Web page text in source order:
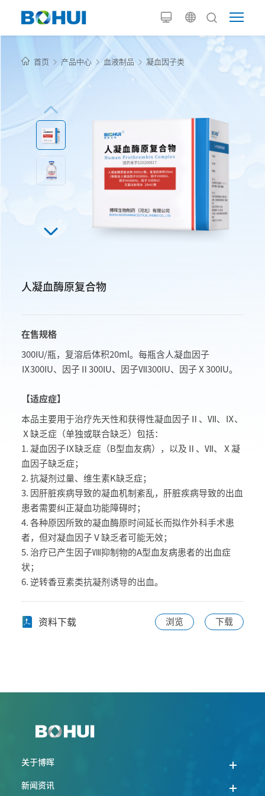
首页 产品中心 血液制品 凝血因子类
人凝血酶原复合物
在售规格
300IU/瓶，复溶后体积20ml。每瓶含人凝血因子
Ⅸ300IU、因子Ⅱ300IU、因子Ⅶ300IU、因子Ⅹ300IU。
【适应症】
本品主要用于治疗先天性和获得性凝血因子Ⅱ、Ⅶ、Ⅸ、
Ⅹ缺乏症（单独或联合缺乏）包括：
1. 凝血因子Ⅸ缺乏症（B型血友病），以及Ⅱ、Ⅶ、Ⅹ凝
血因子缺乏症；
2. 抗凝剂过量、维生素K缺乏症；
3. 因肝脏疾病导致的凝血机制紊乱，肝脏疾病导致的出血
患者需要纠正凝血功能障碍时；
4. 各种原因所致的凝血酶原时间延长而拟作外科手术患
者，但对凝血因子Ⅴ缺乏者可能无效；
5. 治疗已产生因子Ⅷ抑制物的A型血友病患者的出血症
状；
6. 逆转香豆素类抗凝剂诱导的出血。
资料下载 浏览 下载
关于博晖
新闻资讯